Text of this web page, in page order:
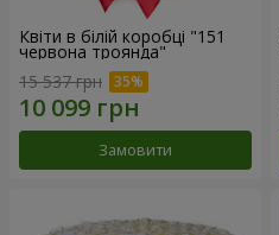
Квіти в білій коробці "151
червона троянда"
15 537 грн
Замовити